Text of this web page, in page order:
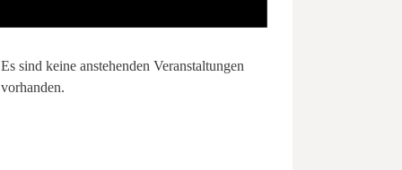
Es sind keine anstehenden Veranstaltungen
vorhanden.